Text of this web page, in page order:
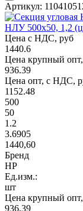
Артикул:
НЛУ 500х50, 1,2
Цена с НДС, руб
1440.6
Цена крупный
936.39
Цена опт, с НДС,
1152.48
500
50
1.2
3.6905
1440,60
Бренд
НР
Ед.изм.:
шт
Цена крупный
936,39